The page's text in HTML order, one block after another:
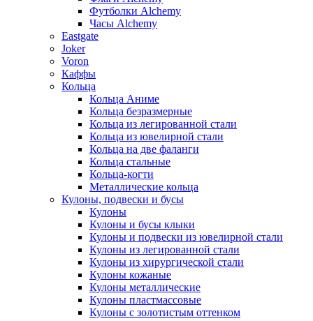
Футболки Alchemy
Часы Alchemy
Eastgate
Joker
Voron
Каффы
Кольца
Кольца Аниме
Кольца безразмерные
Кольца из легированной стали
Кольца из ювелирной стали
Кольца на две фаланги
Кольца стальные
Кольца-когти
Металлические кольца
Кулоны, подвески и бусы
Кулоны
Кулоны и бусы клыки
Кулоны и подвески из ювелирной стали
Кулоны из легированной стали
Кулоны из хирургической стали
Кулоны кожаные
Кулоны металлические
Кулоны пластмассовые
Кулоны с золотистым оттенком